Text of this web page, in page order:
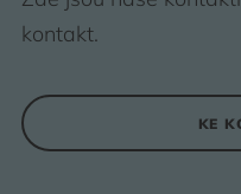
kontakt.
KE